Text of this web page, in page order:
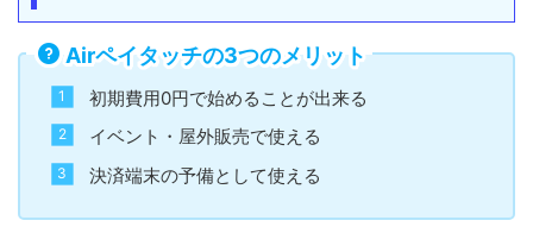
Airペイタッチの3つのメリット
初期費用0円で始めることが出来る
イベント・屋外販売で使える
決済端末の予備として使える